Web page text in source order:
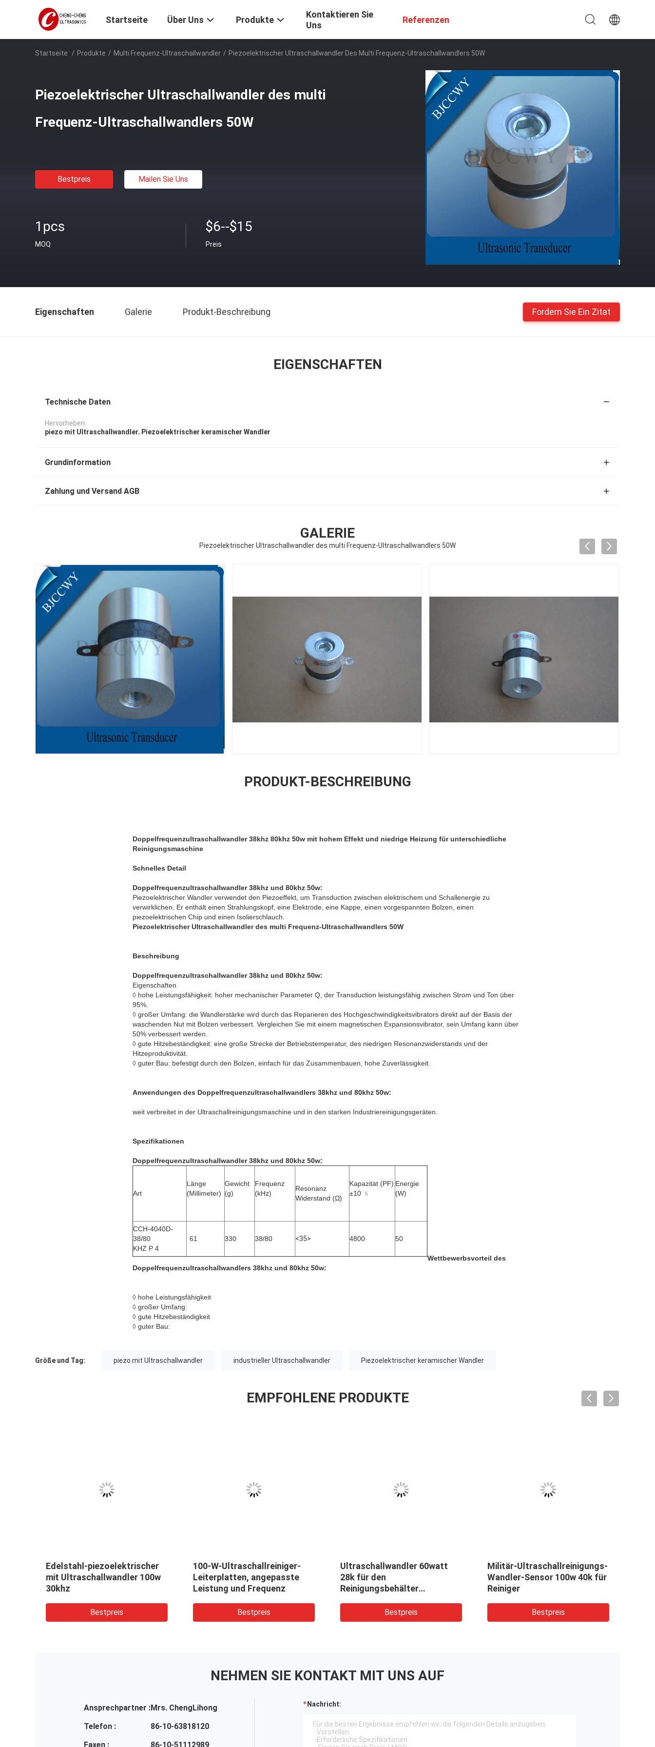
Startseite Über Uns Produkte
Kontaktieren Sie
Uns
Referenzen
Startseite / Produkte / Multi Frequenz-Ultraschallwandler / Piezoelektrischer Ultraschallwandler Des Multi Frequenz-Ultraschallwandlers 50W
Piezoelektrischer Ultraschallwandler des multi
Frequenz-Ultraschallwandlers 50W
Bestpreis Mailen Sie Uns
1pcs
MOQ
$6--$15
Preis
Eigenschaften Galerie Produkt-Beschreibung Fordern Sie Ein Zitat
EIGENSCHAFTEN
Technische Daten
Hervorheben:
piezo mit Ultraschallwandler, Piezoelektrischer keramischer Wandler
Grundinformation
Zahlung und Versand AGB
GALERIE
Piezoelektrischer Ultraschallwandler des multi Frequenz-Ultraschallwandlers 50W
PRODUKT-BESCHREIBUNG
Doppelfrequenzultraschallwandler 38khz 80khz 50w mit hohem Effekt und niedrige Heizung für unterschiedliche
Reinigungsmaschine
Schnelles Detail
Doppelfrequenzultraschallwandler 38khz und 80khz 50w:
Piezoelektrischer Wandler verwendet den Piezoeffekt, um Transduction zwischen elektrischem und Schallenergie zu
verwirklichen. Er enthält einen Strahlungskopf, eine Elektrode, eine Kappe, einen vorgespannten Bolzen, einen
piezoelektrischen Chip und einen Isolierschlauch.
Piezoelektrischer Ultraschallwandler des multi Frequenz-Ultraschallwandlers 50W
Beschreibung
Doppelfrequenzultraschallwandler 38khz und 80khz 50w:
Eigenschaften
◊ hohe Leistungsfähigkeit: hoher mechanischer Parameter Q, der Transduction leistungsfähig zwischen Strom und Ton über
95%.
◊ großer Umfang: die Wandlerstärke wird durch das Reparieren des Hochgeschwindigkeitsvibrators direkt auf der Basis der
waschenden Nut mit Bolzen verbessert. Vergleichen Sie mit einem magnetischen Expansionsvibrator, sein Umfang kann über
50% verbessert werden.
◊ gute Hitzebeständigkeit: eine große Strecke der Betriebstemperatur, des niedrigen Resonanzwiderstands und der
Hitzeproduktivität.
◊ guter Bau: befestigt durch den Bolzen, einfach für das Zusammenbauen, hohe Zuverlässigkeit.
Anwendungen des Doppelfrequenzultraschallwandlers 38khz und 80khz 50w:
weit verbreitet in der Ultraschallreinigungsmaschine und in den starken Industriereinigungsgeräten.
Spezifikationen
Doppelfrequenzultraschallwandler 38khz und 80khz 50w:
Art
Länge
(Millimeter)
Gewicht
(g)
Frequenz
(kHz)
Resonanz
Widerstand (Ω)
Kapazität (PF)
±10 ﹪
Energie
(W)
CCH-4040D-
38/80
KHZ P 4
61 330 38/80 <35> 4800 50
Wettbewerbsvorteil des
Doppelfrequenzultraschallwandlers 38khz und 80khz 50w:
◊ hohe Leistungsfähigkeit
◊ großer Umfang:
◊ gute Hitzebeständigkeit
◊ guter Bau:
Größe und Tag: piezo mit Ultraschallwandler industrieller Ultraschallwandler Piezoelektrischer keramischer Wandler
EMPFOHLENE PRODUKTE
Edelstahl-piezoelektrischer
mit Ultraschallwandler 100w
30khz
Bestpreis
100-W-Ultraschallreiniger-
Leiterplatten, angepasste
Leistung und Frequenz
Bestpreis
Ultraschallwandler 60watt
28k für den
Reinigungsbehälter
Bestpreis
Militär-Ultraschallreinigungs-
Wandler-Sensor 100w 40k für
Reiniger
Bestpreis
NEHMEN SIE KONTAKT MIT UNS AUF
Ansprechpartner :Mrs. ChengLihong
Telefon :
86-10-63818120
Faxen :
86-10-51112989
Nachricht: